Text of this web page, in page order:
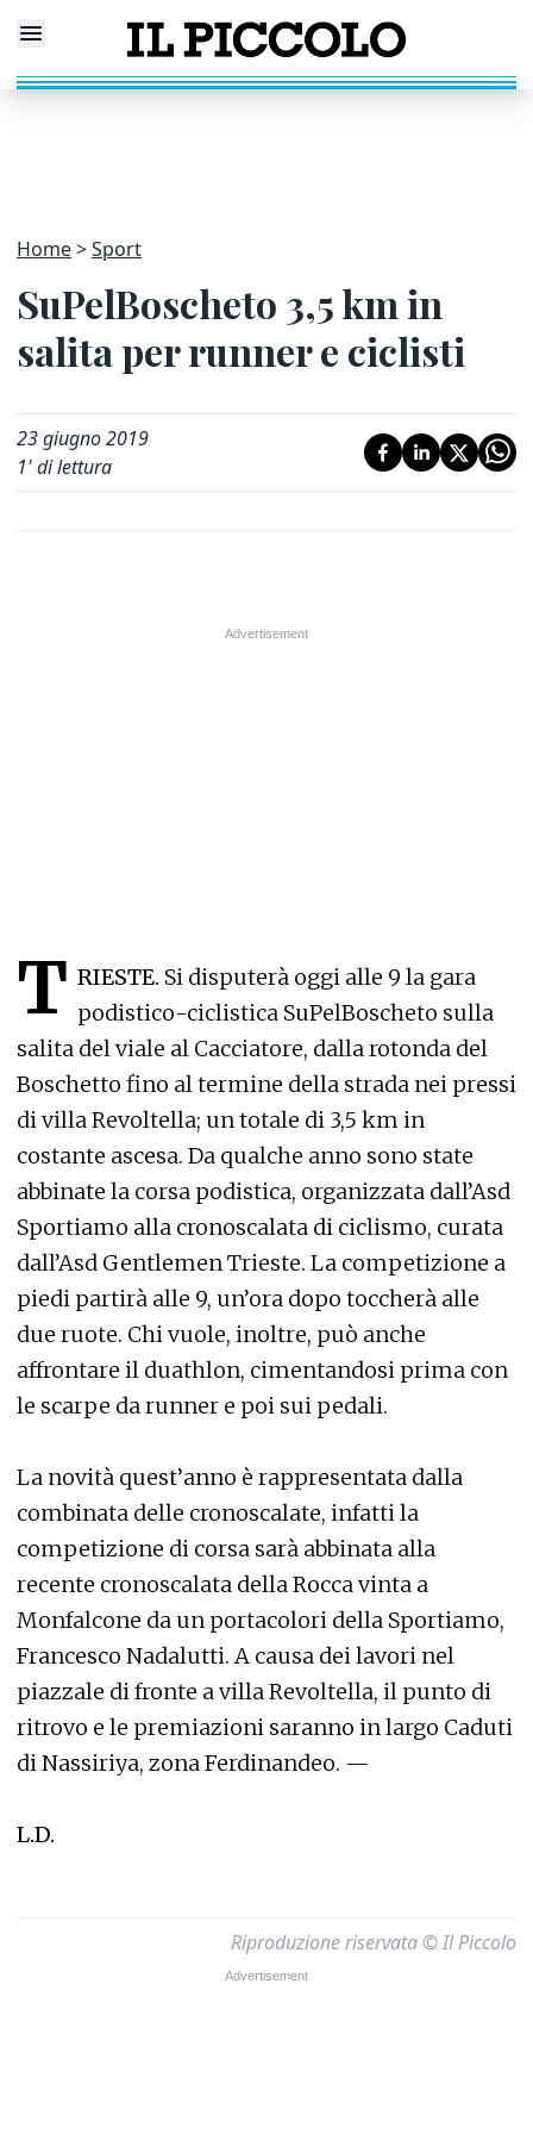
Home Sport
SuPelBoscheto 3,5 km in
salita per runner e ciclisti
23 giugno 2019
1' di lettura
T RIESTE. Si disputerà oggi alle 9 la gara
podistico-ciclistica SuPelBoscheto sulla
salita del viale al Cacciatore, dalla rotonda del
Boschetto fino al termine della strada nei pressi
di villa Revoltella; un totale di 3,5 km in
costante ascesa. Da qualche anno sono state
abbinate la corsa podistica, organizzata dall’Asd
Sportiamo alla cronoscalata di ciclismo, curata
dall’Asd Gentlemen Trieste. La competizione a
piedi partirà alle 9, un’ora dopo toccherà alle
due ruote. Chi vuole, inoltre, può anche
affrontare il duathlon, cimentandosi prima con
le scarpe da runner e poi sui pedali.
La novità quest’anno è rappresentata dalla
combinata delle cronoscalate, infatti la
competizione di corsa sarà abbinata alla
recente cronoscalata della Rocca vinta a
Monfalcone da un portacolori della Sportiamo,
Francesco Nadalutti. A causa dei lavori nel
piazzale di fronte a villa Revoltella, il punto di
ritrovo e le premiazioni saranno in largo Caduti
di Nassiriya, zona Ferdinandeo. —
L.D.
Riproduzione riservata © Il Piccolo